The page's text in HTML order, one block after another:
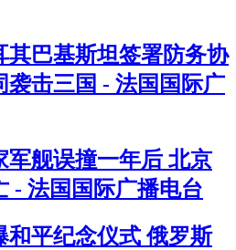
其巴基斯坦签署防务协
袭击三国 - 法国国际广
军舰误撞一年后 北京
- 法国国际广播电台
和平纪念仪式 俄罗斯